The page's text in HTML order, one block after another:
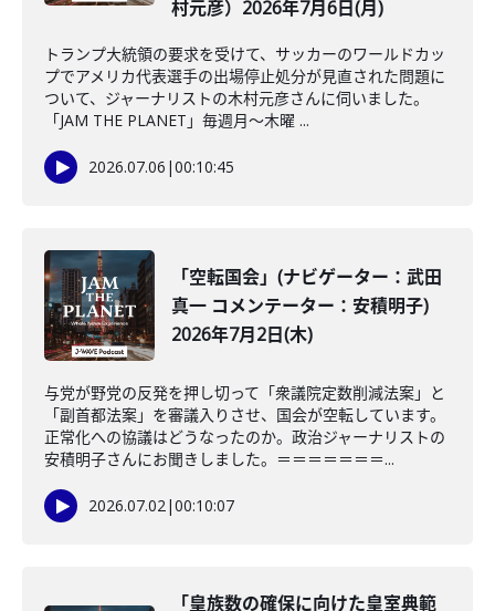
村元彦）2026年7月6日(月)
トランプ大統領の要求を受けて、サッカーのワールドカッ
プでアメリカ代表選手の出場停止処分が見直された問題に
ついて、ジャーナリストの木村元彦さんに伺いました。
「JAM THE PLANET」毎週月～木曜 ...
2026.07.06 |00:10:45
「空転国会」(ナビゲーター：武田
真一 コメンテーター：安積明子)
2026年7月2日(木)
与党が野党の反発を押し切って「衆議院定数削減法案」と
「副首都法案」を審議入りさせ、国会が空転しています。
正常化への協議はどうなったのか。政治ジャーナリストの
安積明子さんにお聞きしました。＝＝＝＝＝＝＝...
2026.07.02|00:10:07
「皇族数の確保に向けた皇室典範